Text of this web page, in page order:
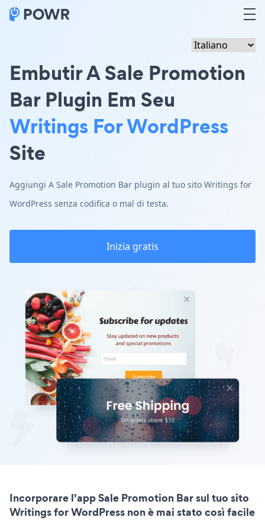
Embutir A Sale Promotion
Bar Plugin Em Seu
Writings For WordPress
Site
Aggiungi A Sale Promotion Bar plugin al tuo sito Writings for
WordPress senza codifica o mal di testa.
Inizia gratis
Incorporare l'app Sale Promotion Bar sul tuo sito
Writings for WordPress non è mai stato così facile